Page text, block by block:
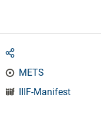
METS
IIIF-Manifest